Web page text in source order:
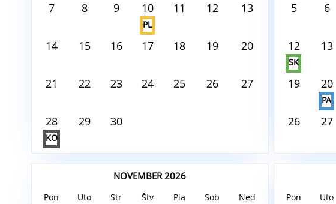
7 8 9 10
PL
11 12 13
14 15 16 17 18 19 20
21 22 23 24 25 26 27
28
KO
29 30
5 6
12
SK
13
19 20
PA
26 27
NOVEMBER 2026
Pon Uto Str Štv Pia Sob Ned Pon Uto